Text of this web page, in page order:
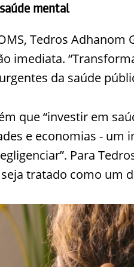
mental
Tedros Adhanom
imediata.
da saúde
que “investir em
e economias -
Para
tratado como um